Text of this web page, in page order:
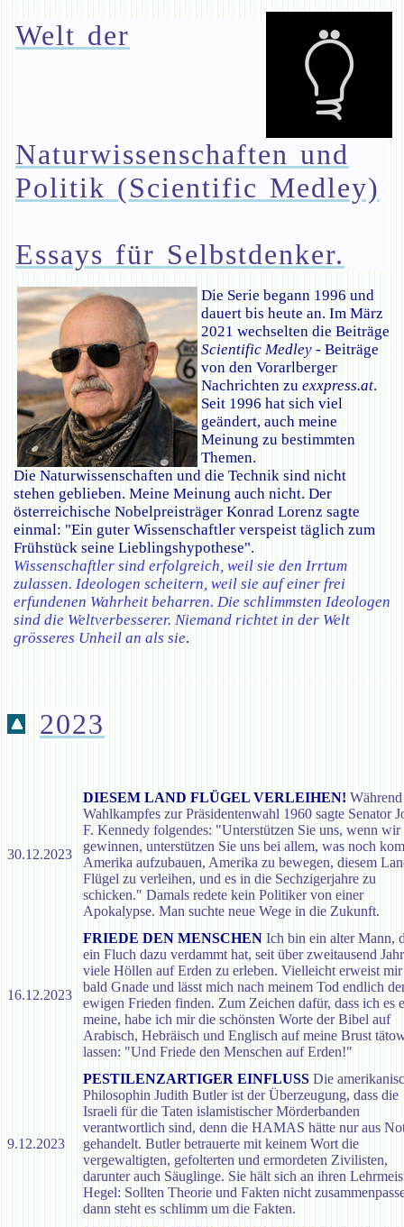
Welt der
Naturwissenschaften und
Politik (Scientific Medley)
Essays für Selbstdenker.
Die Serie begann 1996 und
dauert bis heute an. Im März
2021 wechselten die Beiträge
Scientific Medley - Beiträge
von den Vorarlberger
Nachrichten zu exxpress.at.
Seit 1996 hat sich viel
geändert, auch meine
Meinung zu bestimmten
Themen.
Die Naturwissenschaften und die Technik sind nicht
stehen geblieben. Meine Meinung auch nicht. Der
österreichische Nobelpreisträger Konrad Lorenz sagte
einmal: "Ein guter Wissenschaftler verspeist täglich zum
Frühstück seine Lieblingshypothese".
Wissenschaftler sind erfolgreich, weil sie den Irrtum
zulassen. Ideologen scheitern, weil sie auf einer frei
erfundenen Wahrheit beharren. Die schlimmsten Ideologen
sind die Weltverbesserer. Niemand richtet in der Welt
grösseres Unheil an als sie.
2023
30.12.2023
DIESEM LAND FLÜGEL VERLEIHEN! Während
Wahlkampfes zur Präsidentenwahl 1960 sagte Senator
F. Kennedy folgendes: "Unterstützen Sie uns, wenn wir
gewinnen, unterstützen Sie uns bei allem, was noch
Amerika aufzubauen, Amerika zu bewegen, diesem
Flügel zu verleihen, und es in die Sechzigerjahre zu
schicken." Damals redete kein Politiker von einer
Apokalypse. Man suchte neue Wege in die Zukunft.
16.12.2023
FRIEDE DEN MENSCHEN Ich bin ein alter Mann,
ein Fluch dazu verdammt hat, seit über zweitausend
viele Höllen auf Erden zu erleben. Vielleicht erweist
bald Gnade und lässt mich nach meinem Tod endlich
ewigen Frieden finden. Zum Zeichen dafür, dass ich es
meine, habe ich mir die schönsten Worte der Bibel auf
Arabisch, Hebräisch und Englisch auf meine Brust
lassen: "Und Friede den Menschen auf Erden!"
9.12.2023
PESTILENZARTIGER EINFLUSS Die
Philosophin Judith Butler ist der Überzeugung, dass die
Israeli für die Taten islamistischer Mörderbanden
verantwortlich sind, denn die HAMAS hätte nur aus
gehandelt. Butler betrauerte mit keinem Wort die
vergewaltigten, gefolterten und ermordeten Zivilisten,
darunter auch Säuglinge. Sie hält sich an ihren
Hegel: Sollten Theorie und Fakten nicht
dann steht es schlimm um die Fakten.